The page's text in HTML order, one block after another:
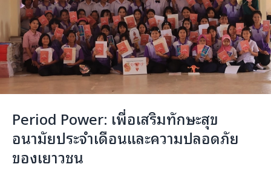
แฟนคลับศิลปิน
FAQ ผู้บริจาค
FAQ เจ้าของโครงการ
ติดต่อเรา
098-615-5885
info@taejai.com
Period Power: เพื่อเสริมทักษะสุข
อนามัยประจำเดือนและความปลอดภัย
ของเยาวชน